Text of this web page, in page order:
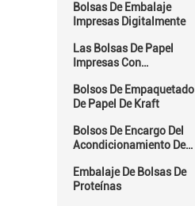
Bolsas De Embalaje
Impresas Digitalmente
Las Bolsas De Papel
Impresas Con
Bolsos De Empaquetado
De Papel De Kraft
Bolsos De Encargo Del
Acondicionamiento De
Embalaje De Bolsas De
Proteínas